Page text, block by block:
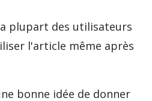
plupart des utilisateurs
l'article même après
bonne idée de donner